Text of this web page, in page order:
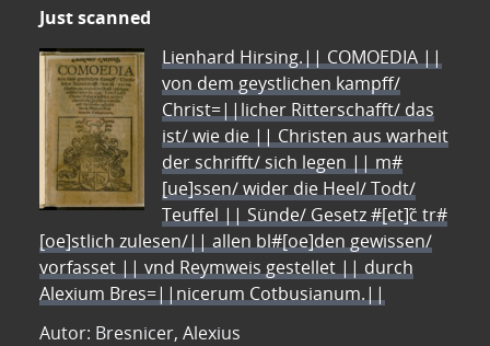
Just scanned
Lienhard Hirsing.|| COMOEDIA ||
von dem geystlichen kampff/
Christ=||licher Ritterschafft/ das
ist/ wie die || Christen aus warheit
der schrifft/ sich legen || m#
[ue]ssen/ wider die Heel/ Todt/
Teuffel || Sünde/ Gesetz #[et]c̃ tr#
[oe]stlich zulesen/|| allen bl#[oe]den gewissen/
vorfasset || vnd Reymweis gestellet || durch
Alexium Bres=||nicerum Cotbusianum.||
Autor: Bresnicer, Alexius